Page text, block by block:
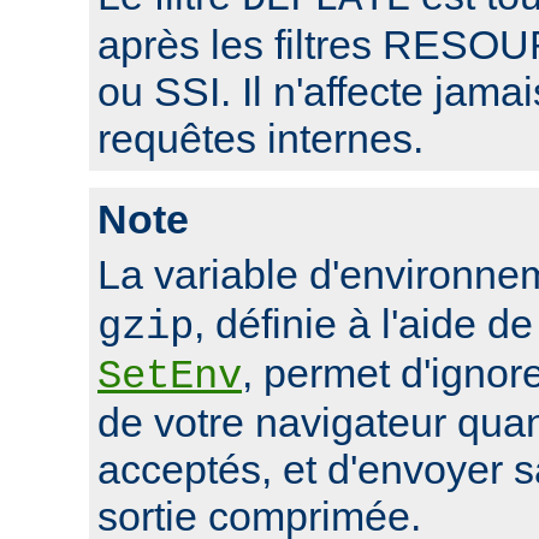
après les filtres
ou SSI. Il n'affecte
requêtes internes.
Note
La variable
gzip, définie à l'aide
SetEnv, permet
de votre navigateur
acceptés, et d'envoyer
sortie comprimée.